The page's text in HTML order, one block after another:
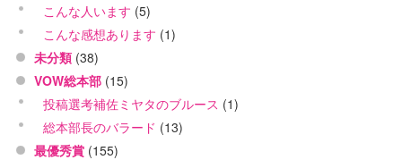
こんな人います (5)
こんな感想あります (1)
未分類 (38)
VOW総本部 (15)
投稿選考補佐ミヤタのブルース (1)
総本部長のバラード (13)
最優秀賞 (155)